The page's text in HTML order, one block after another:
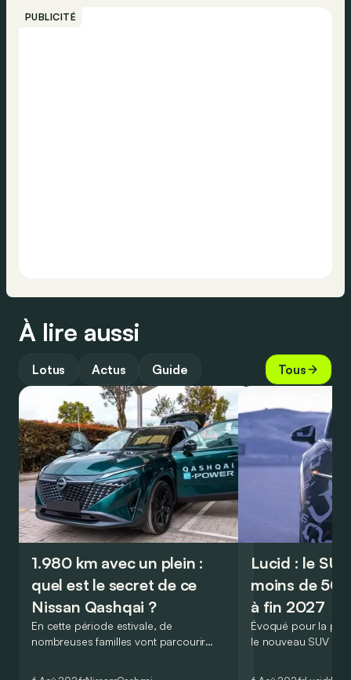
PUBLICITÉ
À lire aussi
Lotus Actus Guide Tous
1.980 km avec un plein :
quel est le secret de ce
Nissan Qashqai ?
En cette période estivale, de
nombreuses familles vont parcourir
Lucid : le
moins de
à fin 2027
Évoqué pour la
le nouveau SUV